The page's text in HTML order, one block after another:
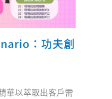
：功夫創
華以萃取出客戶需